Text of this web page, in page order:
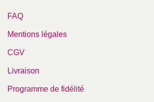
FAQ
Mentions légales
CGV
Livraison
Programme de fidélité